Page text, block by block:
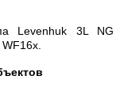
Levenhuk 3L NG